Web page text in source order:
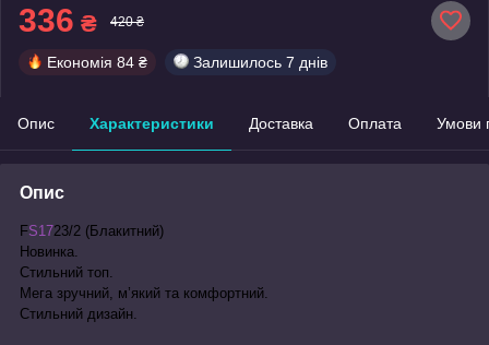
336 ₴ 420 ₴
Економія 84 ₴ Залишилось 7 днів
Опис Характеристики Доставка Оплата Умови
Опис
FS1723/2 (Блакитний)
Новинка.
Стильний топ.
Мега зручний, м’який та комфортний.
Стильний дизайн.